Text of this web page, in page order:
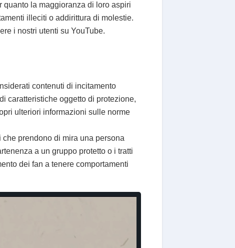
la maggioranza di loro aspiri
illeciti o addirittura di molestie.
i nostri utenti su YouTube.
contenuti di incitamento
caratteristiche oggetto di protezione,
ulteriori informazioni sulle norme
prendono di mira una persona
a un gruppo protetto o i tratti
dei fan a tenere comportamenti